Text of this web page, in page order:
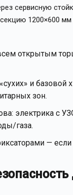
сервисную
1200×600
открытым
и
зон.
электрика с
газа.
—